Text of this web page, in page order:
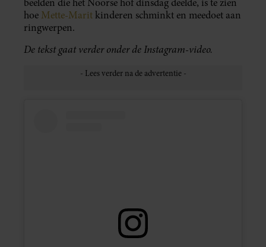
hoe Mette-Maritkinderen schminkt en meedoet aan
ringwerpen.
De tekst gaat verder onder de Instagram-video.